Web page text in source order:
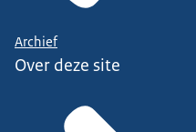
Archief
Over deze site